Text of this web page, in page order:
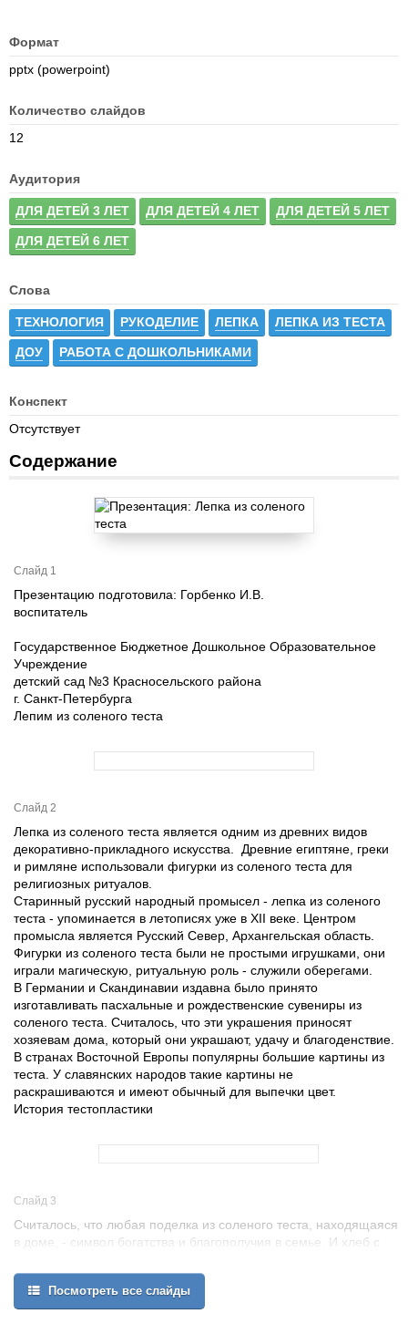
Формат
pptx (powerpoint)
Количество слайдов
12
Аудитория
ДЛЯ ДЕТЕЙ 3 ЛЕТ ДЛЯ ДЕТЕЙ 4 ЛЕТ ДЛЯ ДЕТЕЙ 5 ЛЕТ
ДЛЯ ДЕТЕЙ 6 ЛЕТ
Слова
ТЕХНОЛОГИЯ РУКОДЕЛИЕ ЛЕПКА ЛЕПКА ИЗ ТЕСТА
ДОУ РАБОТА С ДОШКОЛЬНИКАМИ
Конспект
Отсутствует
Содержание
Слайд 1
Презентацию подготовила: Горбенко И.В.
воспитатель
Государственное Бюджетное Дошкольное Образовательное
Учреждение
детский сад №3 Красносельского района
г. Санкт-Петербурга
Лепим из соленого теста
Слайд 2
Лепка из соленого теста является одним из древних видов
декоративно-прикладного искусства. Древние египтяне, греки
и римляне использовали фигурки из соленого теста для
религиозных ритуалов.
Старинный русский народный промысел - лепка из соленого
теста - упоминается в летописях уже в XII веке. Центром
промысла является Русский Север, Архангельская область.
Фигурки из соленого теста были не простыми игрушками, они
играли магическую, ритуальную роль - служили оберегами.
В Германии и Скандинавии издавна было принято
изготавливать пасхальные и рождественские сувениры из
соленого теста. Считалось, что эти украшения приносят
хозяевам дома, который они украшают, удачу и благоденствие.
В странах Восточной Европы популярны большие картины из
теста. У славянских народов такие картины не
раскрашиваются и имеют обычный для выпечки цвет.
История тестопластики
Слайд 3
Считалось, что любая поделка из соленого теста, находящаяся
в доме, - символ богатства и благополучия в семье. И хлеб с
называли очень просто -"хлебосол".
Возрождение этой старой народной традиции расширило
применение соленого теста. Оно оказалось прекрасным
Посмотреть все слайды